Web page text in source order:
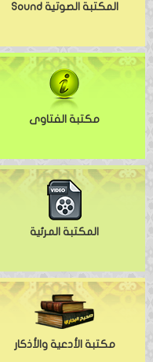
المكتبة الصوتية Sound
مكتبة الفتاوى
المكتبة المرئية
مكتبة الأدعية والأذكار